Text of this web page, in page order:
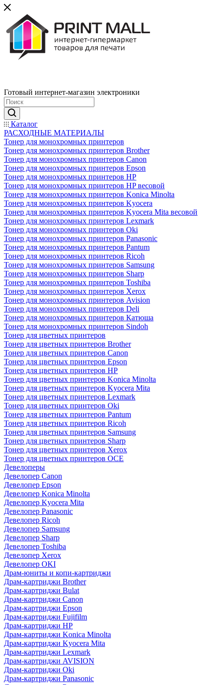
Готовый интернет-магазин электроники
Каталог
РАСХОДНЫЕ МАТЕРИАЛЫ
Тонер для монохромных принтеров
Тонер для монохромных принтеров Brother
Тонер для монохромных принтеров Canon
Тонер для монохромных принтеров Epson
Тонер для монохромных принтеров HP
Тонер для монохромных принтеров HP весовой
Тонер для монохромных принтеров Konica Minolta
Тонер для монохромных принтеров Kyocera
Тонер для монохромных принтеров Kyocera Mita весовой
Тонер для монохромных принтеров Lexmark
Тонер для монохромных принтеров Oki
Тонер для монохромных принтеров Panasonic
Тонер для монохромных принтеров Pantum
Тонер для монохромных принтеров Ricoh
Тонер для монохромных принтеров Samsung
Тонер для монохромных принтеров Sharp
Тонер для монохромных принтеров Toshiba
Тонер для монохромных принтеров Xerox
Тонер для монохромных принтеров Avision
Тонер для монохромных принтеров Deli
Тонер для монохромных принтеров Катюша
Тонер для монохромных принтеров Sindoh
Тонер для цветных принтеров
Тонер для цветных принтеров Brother
Тонер для цветных принтеров Canon
Тонер для цветных принтеров Epson
Тонер для цветных принтеров HP
Тонер для цветных принтеров Konica Minolta
Тонер для цветных принтеров Kyocera Mita
Тонер для цветных принтеров Lexmark
Тонер для цветных принтеров Oki
Тонер для цветных принтеров Pantum
Тонер для цветных принтеров Ricoh
Тонер для цветных принтеров Samsung
Тонер для цветных принтеров Sharp
Тонер для цветных принтеров Xerox
Тонер для цветных принтеров OCE
Девелоперы
Девелопер Canon
Девелопер Epson
Девелопер Konica Minolta
Девелопер Kyocera Mita
Девелопер Panasonic
Девелопер Ricoh
Девелопер Samsung
Девелопер Sharp
Девелопер Toshiba
Девелопер Xerox
Девелопер OKI
Драм-юниты и копи-картриджи
Драм-картриджи Brother
Драм-картриджи Bulat
Драм-картриджи Canon
Драм-картриджи Epson
Драм-картриджи Fujifilm
Драм-картриджи HP
Драм-картриджи Konica Minolta
Драм-картриджи Kyocera Mita
Драм-картриджи Lexmark
Драм-картриджи AVISION
Драм-картриджи Oki
Драм-картриджи Panasonic